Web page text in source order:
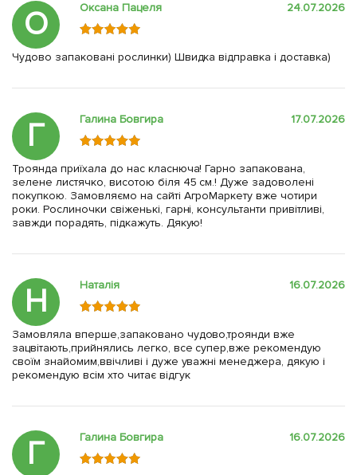
О Оксана Пацеля 24.07.2026
Чудово запаковані рослинки) Швидка відправка і доставка)
Г Галина Бовгира 17.07.2026
Троянда приїхала до нас класнюча! Гарно запакована,
зелене листячко, висотою біля 45 см.! Дуже задоволені
покупкою. Замовляємо на сайті АгроМаркету вже чотири
роки. Рослиночки свіженькі, гарні, консультанти привітливі,
завжди порадять, підкажуть. Дякую!
Н Наталія 16.07.2026
Замовляла вперше,запаковано чудово,троянди вже
зацвітають,прийнялись легко, все супер,вже рекомендую
своїм знайомим,ввічливі і дуже уважні менеджера, дякую і
рекомендую всім хто читає відгук
Г Галина Бовгира 16.07.2026